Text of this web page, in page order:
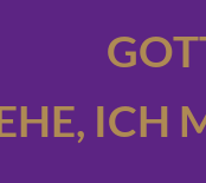
ICH